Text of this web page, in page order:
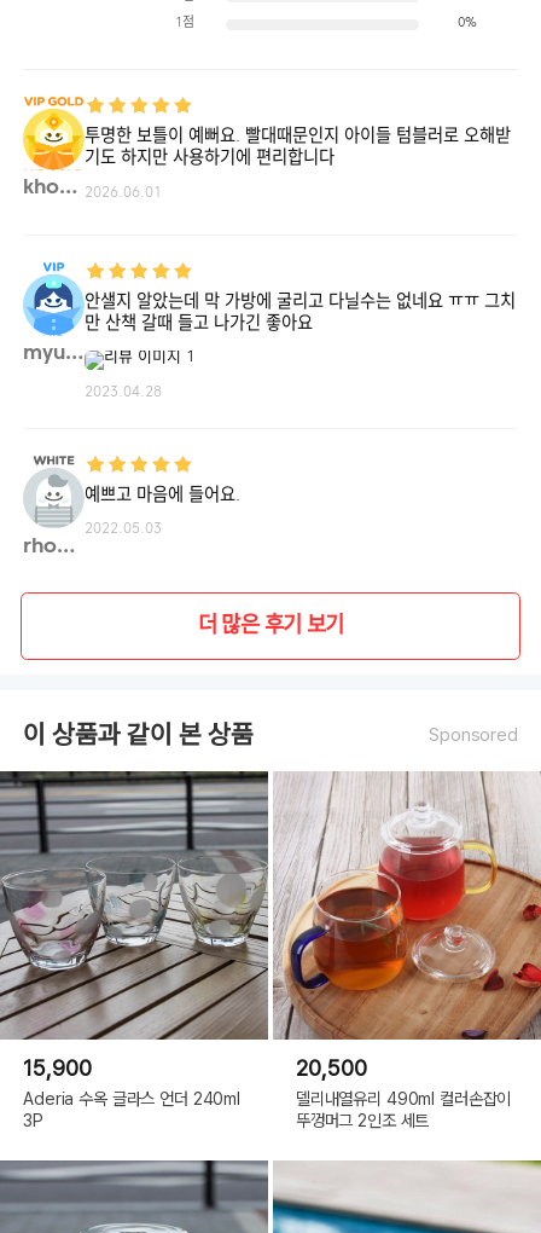
1점 0%
kho4**
투명한 보틀이 예뻐요. 빨대때문인지 아이들 텀블러로 오해받
기도 하지만 사용하기에 편리합니다
2026.06.01
myung**
안샐지 알았는데 막 가방에 굴리고 다닐수는 없네요 ㅠㅠ 그치
만 산책 갈때 들고 나가긴 좋아요
2023.04.28
rhodd**
예쁘고 마음에 들어요.
2022.05.03
더 많은 후기 보기
이 상품과 같이 본 상품 Sponsored
15,900
Aderia 수옥 글라스 언더 240ml
3P
20,500
델리내열유리 490ml 컬러손잡이
뚜껑머그 2인조 세트